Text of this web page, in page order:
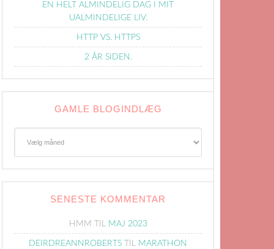
EN HELT ALMINDELIG DAG I MIT
UALMINDELIGE LIV.
HTTP VS. HTTPS
2 ÅR SIDEN.
GAMLE BLOGINDLÆG
SENESTE KOMMENTAR
HMM TIL MAJ 2023
DEIRDREANNROBERTS TIL MARATHON